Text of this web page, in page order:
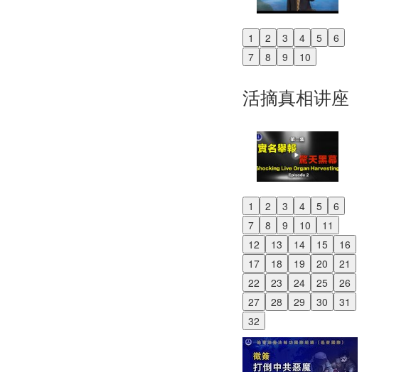
1 2 3 4 5
6
7
8 9 10
Previous
Next
活摘真相讲座
1 2 3 4 5
6
7
8 9 10
11
12
13 14 15
16
17
18 19 20
21
22
23 24 25
26
27
28 29 30
31
32
Previous
Next